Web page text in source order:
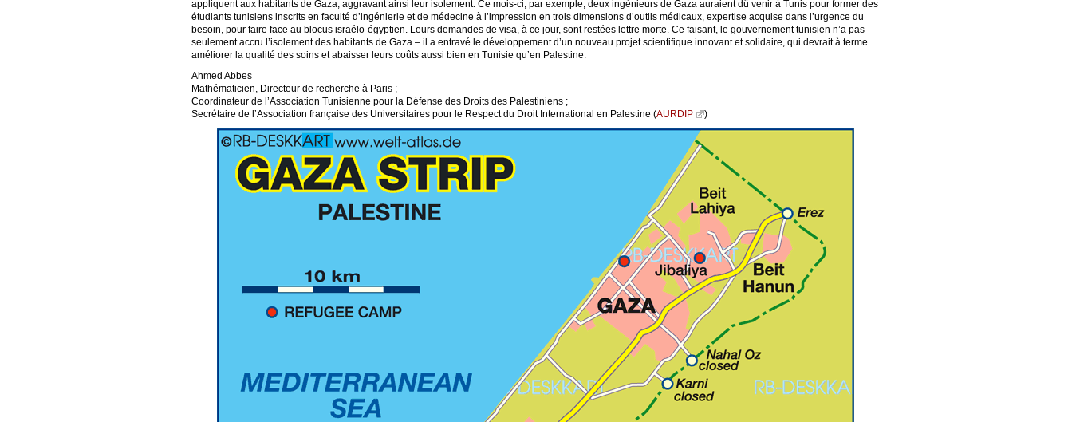
appliquent aux habitants de Gaza, aggravant ainsi leur isolement. Ce mois-ci, par exemple, deux ingénieurs de Gaza auraient dû venir à Tunis pour former des
étudiants tunisiens inscrits en faculté d’ingénierie et de médecine à l’impression en trois dimensions d’outils médicaux, expertise acquise dans l’urgence du
besoin, pour faire face au blocus israélo-égyptien. Leurs demandes de visa, à ce jour, sont restées lettre morte. Ce faisant, le gouvernement tunisien n’a pas
seulement accru l’isolement des habitants de Gaza – il a entravé le développement d’un nouveau projet scientifique innovant et solidaire, qui devrait à terme
améliorer la qualité des soins et abaisser leurs coûts aussi bien en Tunisie qu’en Palestine.
Ahmed Abbes
Mathématicien, Directeur de recherche à Paris ;
Coordinateur de l’Association Tunisienne pour la Défense des Droits des Palestiniens ;
Secrétaire de l’Association française des Universitaires pour le Respect du Droit International en Palestine (AURDIP )